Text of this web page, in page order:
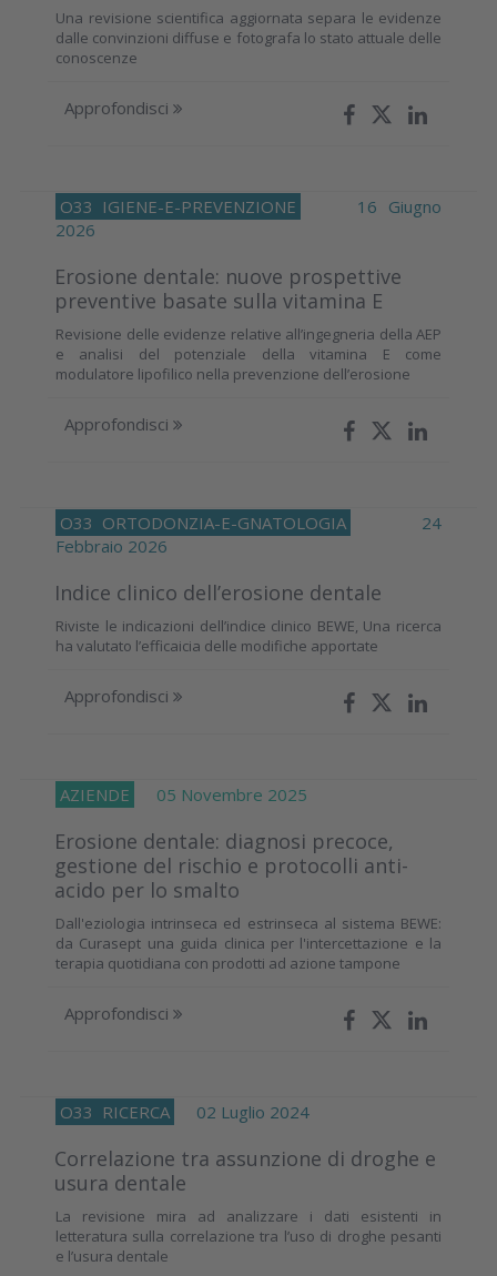
Una revisione scientifica aggiornata separa le evidenze
dalle convinzioni diffuse e fotografa lo stato attuale delle
conoscenze
Approfondisci
O33 IGIENE-E-PREVENZIONE
16 Giugno
2026
Erosione dentale: nuove prospettive
preventive basate sulla vitamina E
Revisione delle evidenze relative all’ingegneria della AEP
e analisi del potenziale della vitamina E come
modulatore lipofilico nella prevenzione dell’erosione
Approfondisci
O33 ORTODONZIA-E-GNATOLOGIA
24
Febbraio 2026
Indice clinico dell’erosione dentale
Riviste le indicazioni dell’indice clinico BEWE, Una ricerca
ha valutato l’efficaicia delle modifiche apportate
Approfondisci
AZIENDE 05 Novembre 2025
Erosione dentale: diagnosi precoce,
gestione del rischio e protocolli anti-
acido per lo smalto
Dall'eziologia intrinseca ed estrinseca al sistema BEWE:
da Curasept una guida clinica per l'intercettazione e la
terapia quotidiana con prodotti ad azione tampone
Approfondisci
O33 RICERCA 02 Luglio 2024
Correlazione tra assunzione di droghe e
usura dentale
La revisione mira ad analizzare i dati esistenti in
letteratura sulla correlazione tra l’uso di droghe pesanti
e l’usura dentale